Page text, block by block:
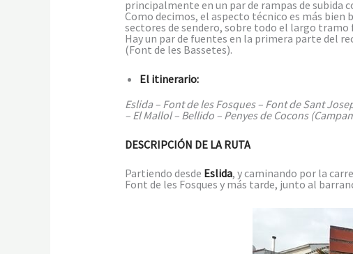
principalmente en un par de rampas de subida
Como decimos, el aspecto técnico es más bien
sectores de sendero, sobre todo el largo tramo
Hay un par de fuentes en la primera parte del
(Font de les Bassetes).
El itinerario:
Eslida – Font de les Fosques – Font de Sant
– El Mallol – Bellido – Penyes de Cocons
DESCRIPCIÓN DE LA RUTA
Partiendo desde Eslida, y caminando por la
Font de les Fosques y más tarde, junto al